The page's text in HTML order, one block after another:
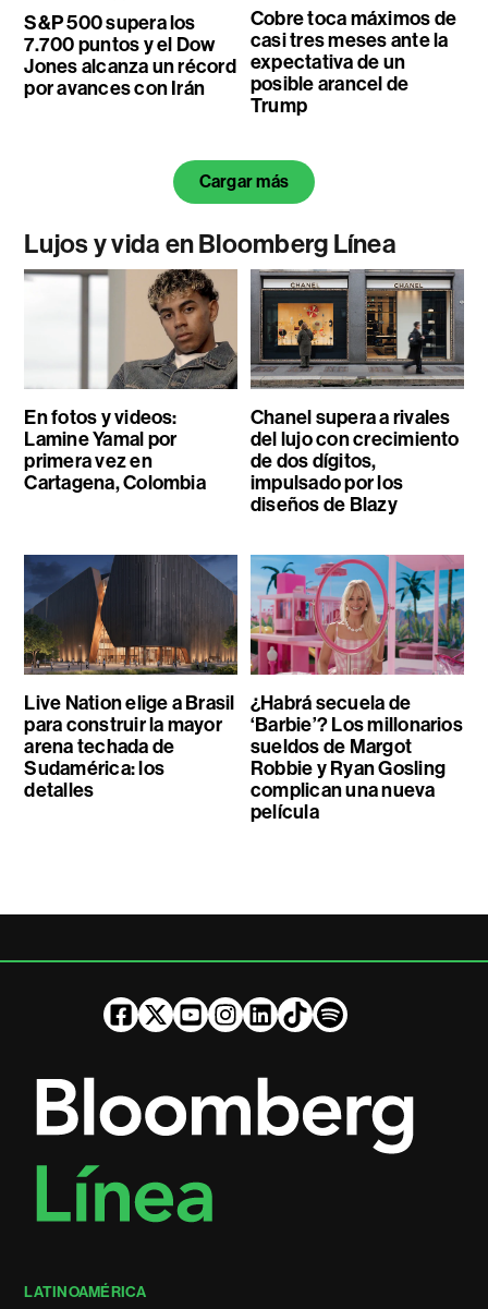
S&P 500 supera los
7.700 puntos y el Dow
Jones alcanza un récord
por avances con Irán
Cobre toca máximos de
casi tres meses ante la
expectativa de un
posible arancel de
Trump
Cargar más
Lujos y vida en Bloomberg Línea
En fotos y videos:
Lamine Yamal por
primera vez en
Cartagena, Colombia
Chanel supera a rivales
del lujo con crecimiento
de dos dígitos,
impulsado por los
diseños de Blazy
Live Nation elige a Brasil
para construir la mayor
arena techada de
Sudamérica: los
detalles
¿Habrá secuela de
‘Barbie’? Los millonarios
sueldos de Margot
Robbie y Ryan Gosling
complican una nueva
película
LATINOAMÉRICA